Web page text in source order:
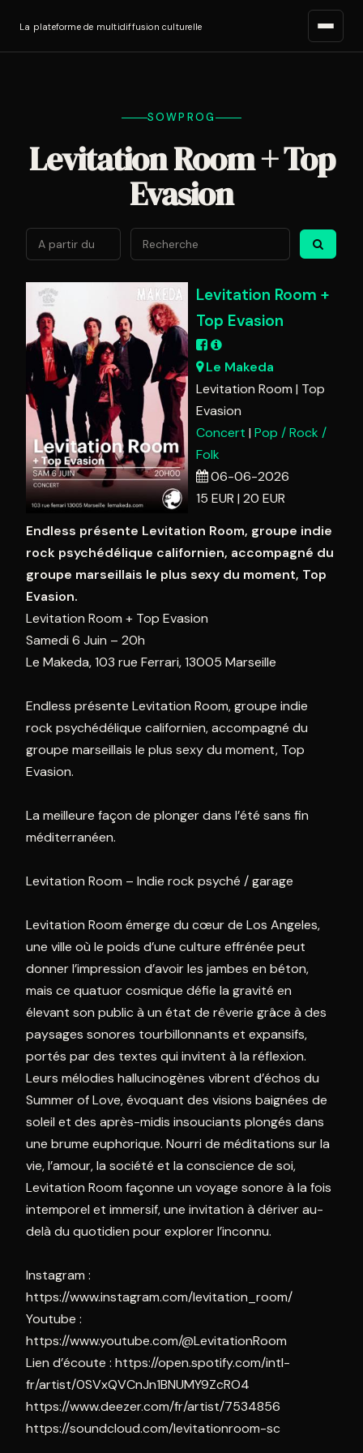
La plateforme de multidiffusion culturelle
SOWPROG
Levitation Room + Top
Evasion
Août
Lun Mer Jeu Ven
27 29 30 31
3 4 5 6
10 11 12 13 14
17 18 19 20 21 22
24 25 26 27
31 1 2 3
Aujourd'hui
Levitation Room +
Top Evasion
Le Makeda
Levitation Room
Top
Evasion
Concert Pop / Rock /
Folk
06-06-2026
15 EUR 20 EUR
Endless présente Levitation Room, groupe indie
rock psychédélique californien, accompagné du
groupe marseillais le plus sexy du moment, Top
Evasion.
Levitation Room + Top Evasion
Samedi 6 Juin – 20h
Le Makeda, 103 rue Ferrari, 13005 Marseille
Endless présente Levitation Room, groupe indie
rock psychédélique californien, accompagné du
groupe marseillais le plus sexy du moment, Top
Evasion.
La meilleure façon de plonger dans l’été sans fin
méditerranéen.
Levitation Room – Indie rock psyché / garage
Levitation Room émerge du cœur de Los Angeles,
une ville où le poids d’une culture effrénée peut
donner l’impression d’avoir les jambes en béton,
mais ce quatuor cosmique défie la gravité en
élevant son public à un état de rêverie grâce à des
paysages sonores tourbillonnants et expansifs,
portés par des textes qui invitent à la réflexion.
Leurs mélodies hallucinogènes vibrent d’échos du
Summer of Love, évoquant des visions baignées de
soleil et des après-midis insouciants plongés dans
une brume euphorique. Nourri de méditations sur la
vie, l’amour, la société et la conscience de soi,
Levitation Room façonne un voyage sonore à la fois
intemporel et immersif, une invitation à dériver au-
delà du quotidien pour explorer l’inconnu.
Instagram :
https://www.instagram.com/levitation_room/
Youtube :
https://www.youtube.com/@LevitationRoom
Lien d’écoute : https://open.spotify.com/intl-
fr/artist/0SVxQVCnJn1BNUMY9ZcRO4
https://www.deezer.com/fr/artist/7534856
https://soundcloud.com/levitationroom-sc